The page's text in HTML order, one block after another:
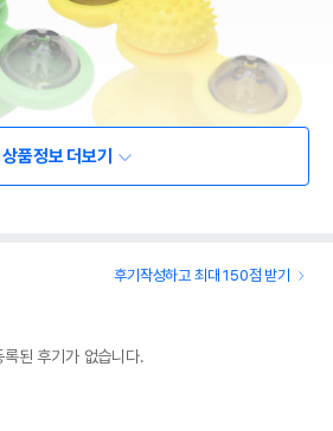
상품정보 더보기
후기작성하고 최대 150점 받기
록된 후기가 없습니다.